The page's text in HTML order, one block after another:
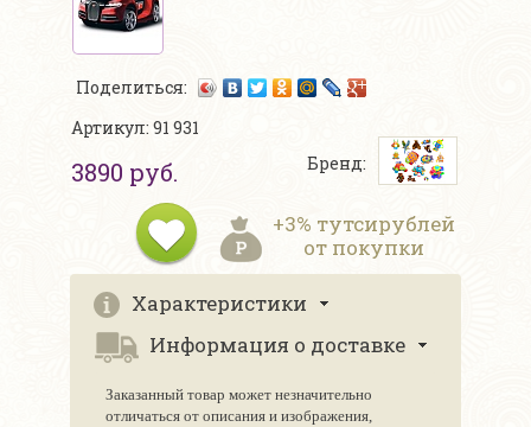
Поделиться:
Артикул: 91 931
3890 руб. Бренд:
+3% тутсирублей
от покупки
Характеристики
Информация о доставке
Заказанный товар может незначительно
отличаться от описания и изображения,